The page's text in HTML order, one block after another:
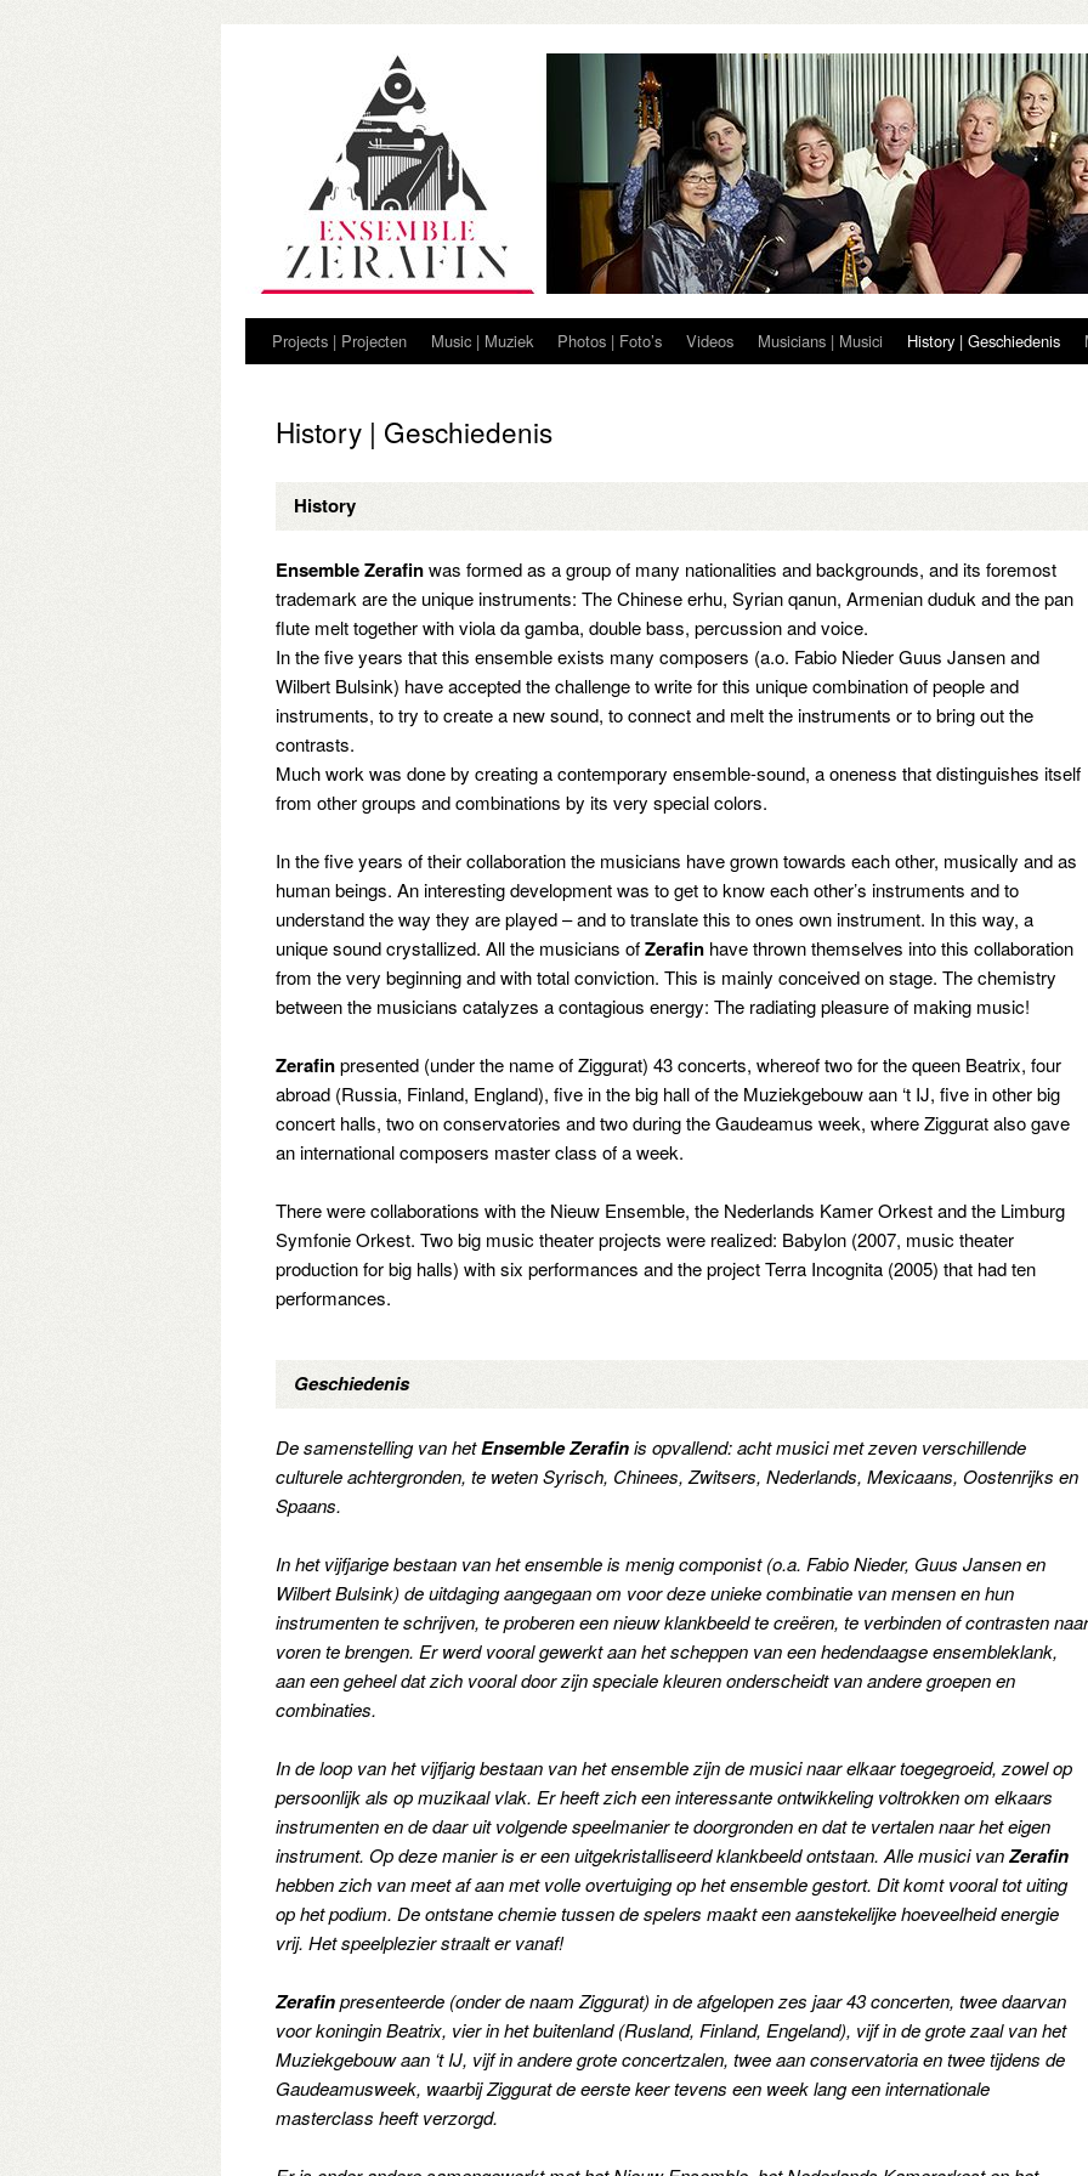
Projects | Projecten Music | Muziek Photos | Foto’s Videos Musicians | Musici History | Geschiedenis
History | Geschiedenis
History
Ensemble Zerafinwas formed as a group of many nationalities and backgrounds, and its foremost
trademark are the unique instruments: The Chinese erhu, Syrian qanun, Armenian duduk and the pan
flute melt together with viola da gamba, double bass, percussion and voice.
In the five years that this ensemble exists many composers (a.o. Fabio Nieder Guus Jansen and
Wilbert Bulsink) have accepted the challenge to write for this unique combination of people and
instruments, to try to create a new sound, to connect and melt the instruments or to bring out the
contrasts.
Much work was done by creating a contemporary ensemble-sound, a oneness that distinguishes itself
from other groups and combinations by its very special colors.
In the five years of their collaboration the musicians have grown towards each other, musically and as
human beings. An interesting development was to get to know each other’s instruments and to
understand the way they are played – and to translate this to ones own instrument. In this way, a
unique sound crystallized. All the musicians ofZerafin have thrown themselves into this collaboration
from the very beginning and with total conviction. This is mainly conceived on stage. The chemistry
between the musicians catalyzes a contagious energy: The radiating pleasure of making music!
Zerafinpresented (under the name of Ziggurat) 43 concerts, whereof two for the queen Beatrix, four
abroad (Russia, Finland, England), five in the big hall of the Muziekgebouw aan ‘t IJ, five in other big
concert halls, two on conservatories and two during the Gaudeamus week, where Ziggurat also gave
an international composers master class of a week.
There were collaborations with the Nieuw Ensemble, the Nederlands Kamer Orkest and the Limburg
Symfonie Orkest. Two big music theater projects were realized: Babylon (2007, music theater
production for big halls) with six performances and the project Terra Incognita (2005) that had ten
performances.
Geschiedenis
De samenstelling van hetEnsemble Zerafinis opvallend: acht musici met zeven verschillende
culturele achtergronden, te weten Syrisch, Chinees, Zwitsers, Nederlands, Mexicaans, Oostenrijks en
Spaans.
In het vijfjarige bestaan van het ensemble is menig componist (o.a. Fabio Nieder, Guus Jansen en
Wilbert Bulsink) de uitdaging aangegaan om voor deze unieke combinatie van mensen en hun
instrumenten te schrijven, te proberen een nieuw klankbeeld te creëren, te verbinden of contrasten naar
voren te brengen. Er werd vooral gewerkt aan het scheppen van een hedendaagse ensembleklank,
aan een geheel dat zich vooral door zijn speciale kleuren onderscheidt van andere groepen en
combinaties.
In de loop van het vijfjarig bestaan van het ensemble zijn de musici naar elkaar toegegroeid, zowel op
persoonlijk als op muzikaal vlak. Er heeft zich een interessante ontwikkeling voltrokken om elkaars
instrumenten en de daar uit volgende speelmanier te doorgronden en dat te vertalen naar het eigen
instrument. Op deze manier is er een uitgekristalliseerd klankbeeld ontstaan. Alle musici vanZerafin
hebben zich van meet af aan met volle overtuiging op het ensemble gestort. Dit komt vooral tot uiting
op het podium. De ontstane chemie tussen de spelers maakt een aanstekelijke hoeveelheid energie
vrij. Het speelplezier straalt er vanaf!
Zerafinpresenteerde (onder de naam Ziggurat) in de afgelopen zes jaar 43 concerten, twee daarvan
voor koningin Beatrix, vier in het buitenland (Rusland, Finland, Engeland), vijf in de grote zaal van het
Muziekgebouw aan ‘t IJ, vijf in andere grote concertzalen, twee aan conservatoria en twee tijdens de
Gaudeamusweek, waarbij Ziggurat de eerste keer tevens een week lang een internationale
masterclass heeft verzorgd.